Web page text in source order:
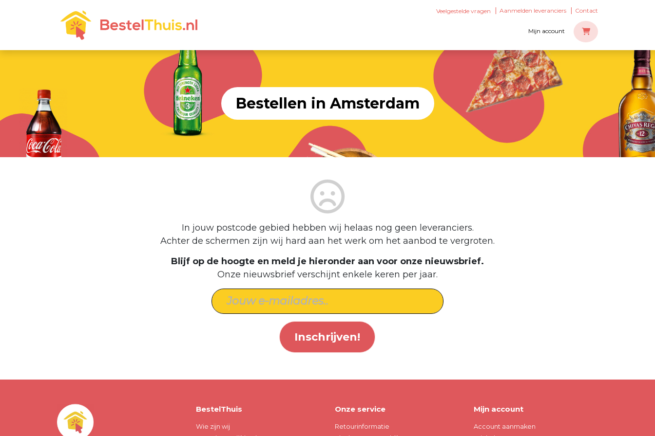
Veelgestelde vragen Aanmelden leveranciers Contact
Mijn account
Bestellen in Amsterdam
In jouw postcode gebied hebben wij helaas nog geen leveranciers.
Achter de schermen zijn wij hard aan het werk om het aanbod te vergroten.
Blijf op de hoogte en meld je hieronder aan voor onze nieuwsbrief.
Onze nieuwsbrief verschijnt enkele keren per jaar.
Inschrijven!
BestelThuis
Wie zijn wij
Onze service
Retourinformatie
Mijn account
Account aanmaken